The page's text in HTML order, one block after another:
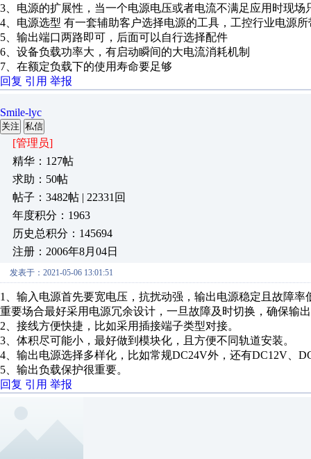
3、电源的扩展性，当一个电源电压或者电流不满足应用时现
4、电源选型 有一套辅助客户选择电源的工具，工控行业电源
5、输出端口两路即可，后面可以自行选择配件
6、设备负载功率大，有启动瞬间的大电流消耗机制
7、在额定负载下的使用寿命要足够
回复 引用 举报
Smile-lyc
关注 私信
[管理员]
精华：127帖
求助：50帖
帖子：3482帖 | 22331回
年度积分：1963
历史总积分：145694
注册：2006年8月04日
发表于：2021-05-06 13:01:51
1、输入电源首先要宽电压，抗扰动强，输出电源稳定且故障率
重要场合最好采用电源冗余设计，一旦故障及时切换，确保输
2、接线方便快捷，比如采用插接端子类型对接。
3、体积尽可能小，最好做到模块化，且方便不同轨道安装。
4、输出电源选择多样化，比如常规DC24V外，还有DC12V、
5、输出负载保护很重要。
回复 引用 举报